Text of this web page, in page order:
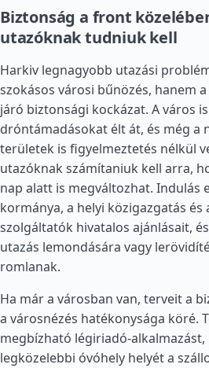
Biztonság a front
utazóknak tudniuk kell
Harkiv legnagyobb utazási
szokásos városi bűnözés, hanem
járó biztonsági kockázat. A város
dróntámadásokat élt át, és még a
területek is figyelmeztetés nélkül
utazóknak számítaniuk kell arra,
nap alatt is megváltozhat. Indulás
kormánya, a helyi közigazgatás és
szolgáltatók hivatalos ajánlásait,
utazás lemondására vagy
romlanak.
Ha már a városban van, terveit a
a városnézés hatékonysága köré.
megbízható légiriadó-alkalmazást,
legközelebbi óvóhely helyét a